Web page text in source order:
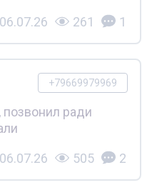
06.07.26 261 1
+79669979969
ради
06.07.26 505 2